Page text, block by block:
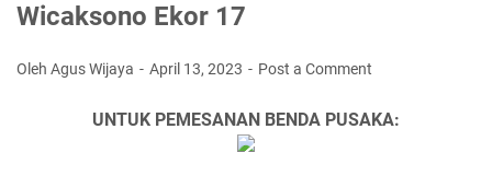
Wicaksono Ekor 17
Oleh Agus Wijaya April 13, 2023 Post a Comment
UNTUK PEMESANAN BENDA PUSAKA: